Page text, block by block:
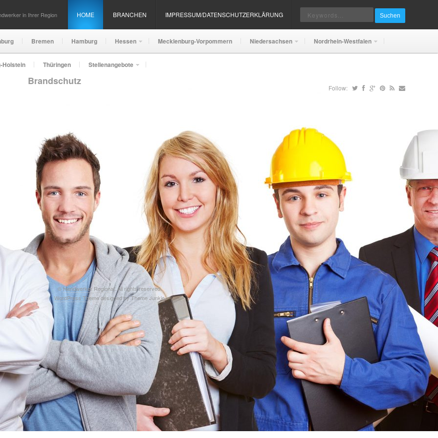
in Ihrer Region HOME BRANCHEN IMPRESSUM/DATENSCHUTZERKLÄRUNG Suchen
Bremen Hamburg Hessen Mecklenburg-Vorpommern Niedersachsen Nordrhein-Westfalen
Holstein Thüringen Stellenangebote
Follow:
Brandschutz
©Handwerker Regional. All rights reserved.
WordPress Themedesigned byTheme Junkie